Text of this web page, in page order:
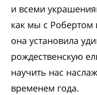
и всеми
как мы с Робертом
она установила
рождественскую
научить нас
временем года.